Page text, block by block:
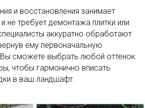
и восстановления занимает
не требует демонтажа плитки или
аккуратно обработают
ему первоначальную
сможете выбрать любой оттенок
чтобы гармонично вписать
в ваш ландшафт.